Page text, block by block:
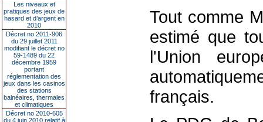
Les niveaux et
pratiques des jeux de
hasard et d’argent en
2010
Décret no 2011-906
du 29 juillet 2011
modifiant le décret no
59-1489 du 22
décembre 1959
portant
réglementation des
jeux dans les casinos
des stations
balnéaires, thermales
et climatiques
Décret no 2010-605
du 4 juin 2010 relatif à
Tout comme
estimé que
l'Union
français.